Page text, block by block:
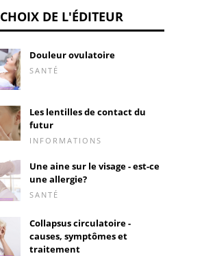
CHOIX DE L'ÉDITEUR
Douleur ovulatoire
SANTÉ
Les lentilles de contact du
futur
INFORMATIONS
Une aine sur le visage - est-ce
une allergie?
SANTÉ
Collapsus circulatoire -
causes, symptômes et
traitement